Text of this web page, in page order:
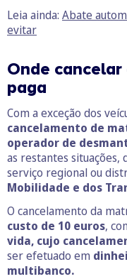
Leia ainda: Abate
evitar
Onde
paga
Com a exceção dos
cancelamento de
operador de
as restantes situações,
serviço regional ou
Mobilidade e dos
O cancelamento da
custo de 10 euros,
vida, cujo
ser efetuado em
multibanco.